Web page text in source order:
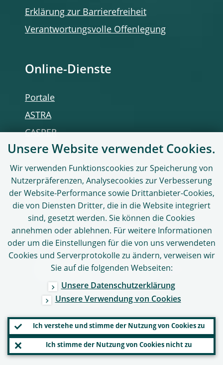
Erklärung zur Barrierefreiheit
Verantwortungsvolle Offenlegung
Online-Dienste
Portale
ASTRA
CASPER
SSM-Portal
Whistleblowing
Sitemap
© 2026
Europäische Zentralbank
FOLGEN SIE UNS
Unsere Website verwendet Cookies.
Wir verwenden Funktionscookies zur Speicherung von
Nutzerpräferenzen, Analysecookies zur Verbesserung
der Website-Performance sowie Drittanbieter-Cookies,
die von Diensten Dritter, die in die Website integriert
sind, gesetzt werden. Sie können die Cookies
annehmen oder ablehnen. Für weitere Informationen
oder um die Einstellungen für die von uns verwendeten
Cookies und Serverprotokolle zu ändern, verweisen wir
Sie auf die folgenden Webseiten:
Unsere Datenschutzerklärung
Unsere Verwendung von Cookies
Ich verstehe und stimme der Nutzung von Cookies zu
Ich stimme der Nutzung von Cookies nicht zu